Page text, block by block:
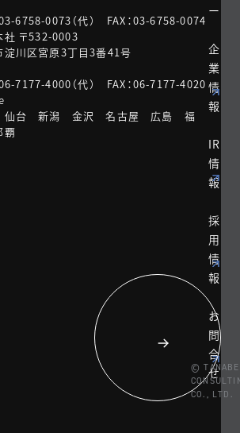
6758-0073（代） FAX：03-6758-0074
社 〒532-0003
淀川区宮原3丁目3番41号
7177-4000（代） FAX：06-7177-4020
仙台 新潟 金沢 名古屋 広島 福
ー
企
業
情
報
IR
情
報
採
用
情
報
お
問
合
せ
© TANABE
CO., LTD.